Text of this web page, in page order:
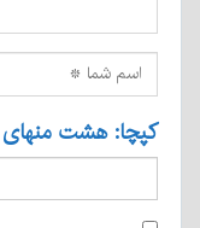
کپچا: هشت